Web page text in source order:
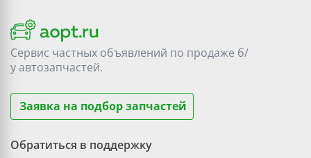
Сервис частных объявлений по продаже б/
уавтозапчастей.
Заявка на подбор запчастей
Обратиться в поддержку